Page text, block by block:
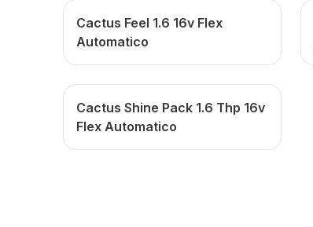
Cactus Feel 1.6 16v Flex
Automatico
Cactus Shine Pack 1.6 Thp 16v
Flex Automatico